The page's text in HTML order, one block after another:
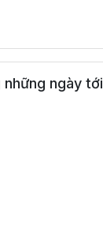
những ngày tới